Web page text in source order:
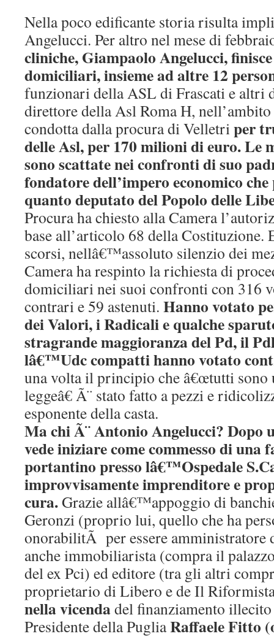
Nella poco edificante storia risulta
Angelucci. Per altro nel mese di
cliniche, Giampaolo Angelucci,
domiciliari, insieme ad altre 12
funzionari della ASL di Frascati e altri
direttore della Asl Roma H,
condotta dalla procura di Velletriper
delle Asl, per 170 milioni di euro. Le
sono scattate nei confronti di suo
fondatore dell’impero economico
quanto deputato del Popolo delle
Procura ha chiesto alla Camera
base all’articolo 68 della Costituzione.
scorsi, nellâ€™assoluto silenzio dei
Camera ha respinto la richiesta di
domiciliari nei suoi confronti con 316
contrari e 59 astenuti. Hanno votato
dei Valori, i Radicali e qualche
stragrande maggioranza del Pd, il
lâ€™Udc compatti hanno votato
una volta il principio che â€œtutti sono
leggeâ€ Ã¨ stato fatto a pezzi e
esponente della casta.
Ma chi Ã¨ Antonio Angelucci?
vede iniziare come commesso di una
portantino presso lâ€™Ospedale
improvvisamente imprenditore e
cura.Grazie allâ€™appoggio di
Geronzi (proprio lui, quello che ha
onorabilitÃ per essere amministratore
anche immobiliarista (compra il
del ex Pci) ed editore (tra gli altri
proprietario di Libero e de Il
nella vicendadel finanziamento
Presidente della PugliaRaffaele Fitto